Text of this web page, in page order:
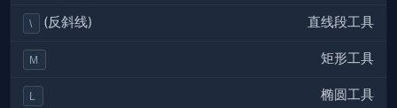
\ (反斜线) 直线段工具
M 矩形工具
L 椭圆工具